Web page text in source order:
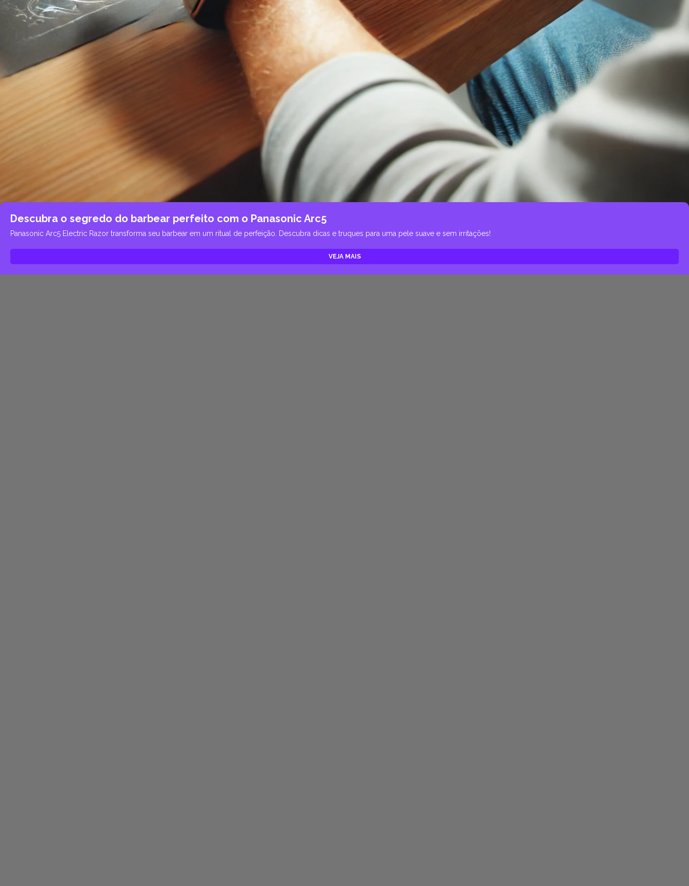
Descubra o segredo do barbear perfeito com o Panasonic Arc5
Panasonic Arc5 Electric Razor transforma seu barbear em um ritual de perfeição. Descubra dicas e truques para uma pele suave e sem irritações!
VEJA MAIS